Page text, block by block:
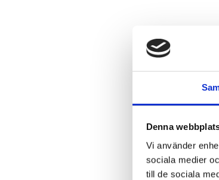
Denna
Vi använder
sociala medier
till de sociala